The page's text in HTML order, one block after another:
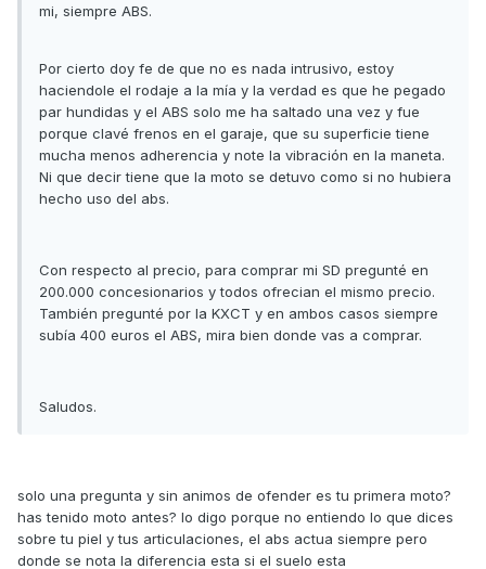
mi, siempre ABS.
Por cierto doy fe de que no es nada intrusivo, estoy
haciendole el rodaje a la mía y la verdad es que he pegado
par hundidas y el ABS solo me ha saltado una vez y fue
porque clavé frenos en el garaje, que su superficie tiene
mucha menos adherencia y note la vibración en la maneta.
Ni que decir tiene que la moto se detuvo como si no hubiera
hecho uso del abs.
Con respecto al precio, para comprar mi SD pregunté en
200.000 concesionarios y todos ofrecian el mismo precio.
También pregunté por la KXCT y en ambos casos siempre
subía 400 euros el ABS, mira bien donde vas a comprar.
Saludos.
solo una pregunta y sin animos de ofender es tu primera moto?
has tenido moto antes? lo digo porque no entiendo lo que dices
sobre tu piel y tus articulaciones, el abs actua siempre pero
donde se nota la diferencia esta si el suelo esta